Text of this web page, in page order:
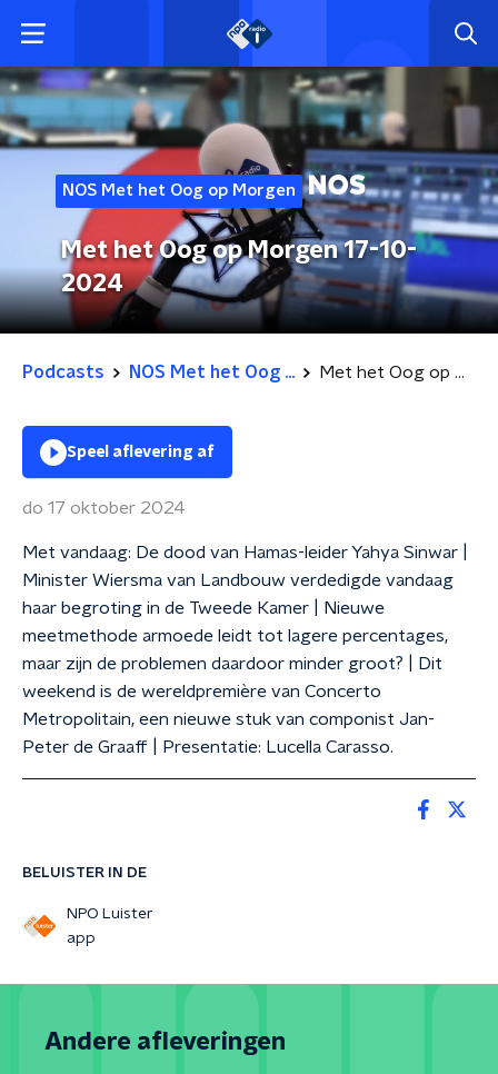
NOS Met het Oog op Morgen
Met het Oog op Morgen 17-10-
2024
Podcasts NOS Met het Oog ... Met het Oog op Morgen 17-10-2024
BELUISTER IN DE
NPO Luister
app
Speel aflevering af
do 17 oktober 2024
Met vandaag: De dood van Hamas-leider Yahya Sinwar |
Minister Wiersma van Landbouw verdedigde vandaag
haar begroting in de Tweede Kamer | Nieuwe
meetmethode armoede leidt tot lagere percentages,
maar zijn de problemen daardoor minder groot? | Dit
weekend is de wereldpremière van Concerto
Metropolitain, een nieuwe stuk van componist Jan-
Peter de Graaff | Presentatie: Lucella Carasso.
Andere afleveringen